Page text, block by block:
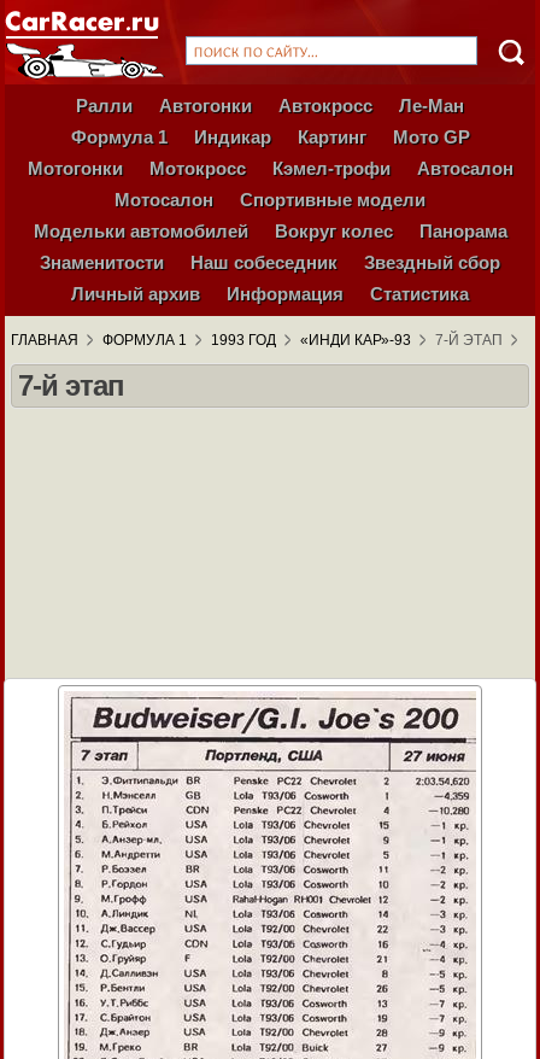
Ралли Автогонки Автокросс
Ле-Ман
Формула 1
Индикар Картинг
Мото GP
Мотогонки
Мотокросс Кэмел-трофи
Автосалон
Мотосалон
Спортивные модели
Модельки автомобилей
Вокруг колес
Панорама
Знаменитости
Наш собеседник
Звездный сбор
Личный архив
Информация Статистика
ГЛАВНАЯ ФОРМУЛА 1 1993 ГОД «ИНДИ КАР»-93 7-Й ЭТАП
7-й этап